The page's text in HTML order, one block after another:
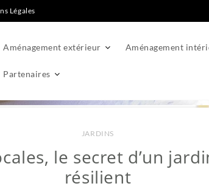
Légales
Aménagement extérieur Aménagement
Partenaires
JARDINS
le secret d’un
résilient